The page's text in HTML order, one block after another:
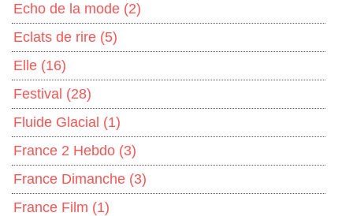
Echo de la mode (2)
Eclats de rire (5)
Elle (16)
Festival (28)
Fluide Glacial (1)
France 2 Hebdo (3)
France Dimanche (3)
France Film (1)